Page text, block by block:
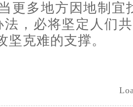
更多地方因地制宜
法，必将坚定人们
坚克难的支撑。